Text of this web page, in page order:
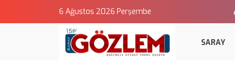
6 Ağustos 2026 Perşembe
SARAY